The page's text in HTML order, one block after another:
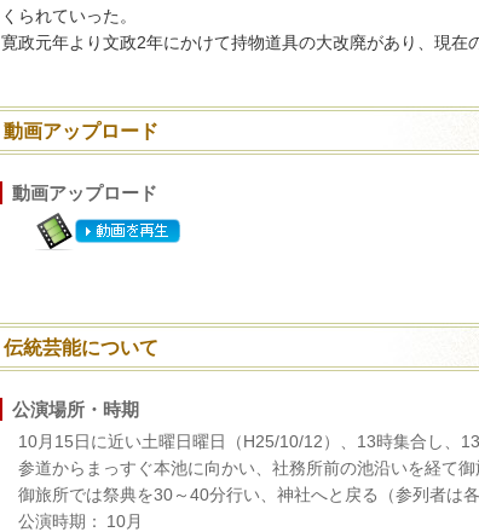
くられていった。
寛政元年より文政2年にかけて持物道具の大改廃があり、現在
動画アップロード
動画アップロード
伝統芸能について
公演場所・時期
10月15日に近い土曜日曜日（H25/10/12）、13時集合し、
参道からまっすぐ本池に向かい、社務所前の池沿いを経て
御旅所では祭典を30～40分行い、神社へと戻る（参列者は
公演時期： 10月